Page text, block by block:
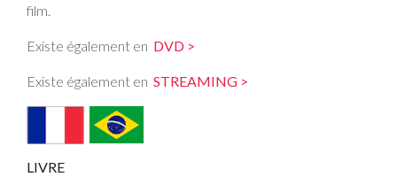
film.
Existe également en DVD >
Existe également en STREAMING >
LIVRE